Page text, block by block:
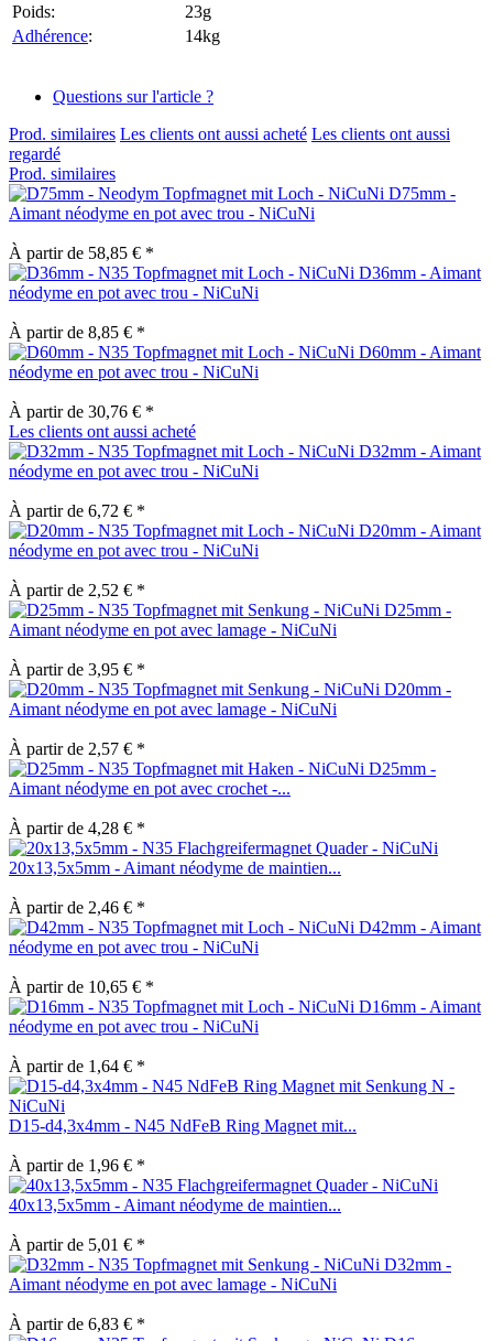
Poids:
23g
Adhérence: 14kg
Questions sur l'article ?
Prod. similaires Les clients ont aussi acheté Les clients ont aussi
regardé
Prod. similaires
D75mm -
Aimant néodyme en pot avec trou - NiCuNi
À partir de 58,85 € *
D36mm - Aimant
néodyme en pot avec trou - NiCuNi
À partir de 8,85 € *
D60mm - Aimant
néodyme en pot avec trou - NiCuNi
À partir de 30,76 € *
Les clients ont aussi acheté
D32mm - Aimant
néodyme en pot avec trou - NiCuNi
À partir de 6,72 € *
D20mm - Aimant
néodyme en pot avec trou - NiCuNi
À partir de 2,52 € *
D25mm -
Aimant néodyme en pot avec lamage - NiCuNi
À partir de 3,95 € *
D20mm -
Aimant néodyme en pot avec lamage - NiCuNi
À partir de 2,57 € *
D25mm -
Aimant néodyme en pot avec crochet -...
À partir de 4,28 € *
20x13,5x5mm - Aimant néodyme de maintien...
À partir de 2,46 € *
D42mm - Aimant
néodyme en pot avec trou - NiCuNi
À partir de 10,65 € *
D16mm - Aimant
néodyme en pot avec trou - NiCuNi
À partir de 1,64 € *
D15-d4,3x4mm - N45 NdFeB Ring Magnet mit...
À partir de 1,96 € *
40x13,5x5mm - Aimant néodyme de maintien...
À partir de 5,01 € *
D32mm -
Aimant néodyme en pot avec lamage - NiCuNi
À partir de 6,83 € *